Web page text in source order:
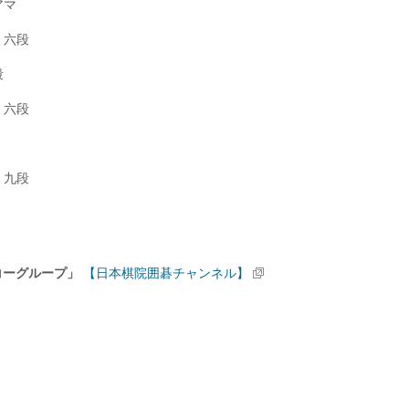
マ
六段
六段
九段
グループ」 【日本棋院囲碁チャンネル】